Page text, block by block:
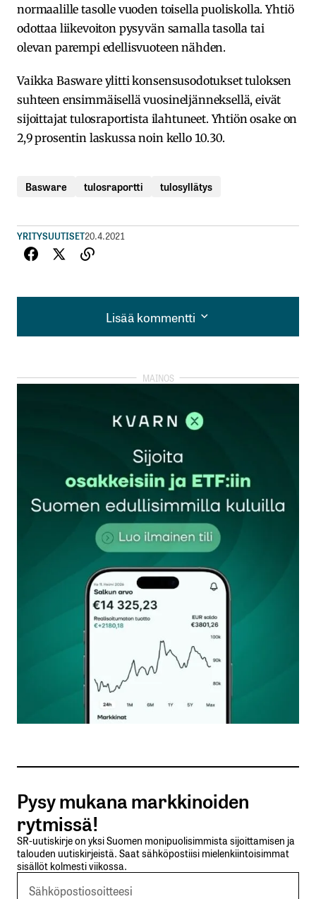
normaalille tasolle vuoden toisella puoliskolla. Yhtiö
odottaa liikevoiton pysyvän samalla tasolla tai
olevan parempi edellisvuoteen nähden.
Vaikka Basware ylitti konsensusodotukset tuloksen
suhteen ensimmäisellä vuosineljänneksellä, eivät
sijoittajat tulosraportista ilahtuneet. Yhtiön osake on
2,9 prosentin laskussa noin kello 10.30.
Basware tulosraportti tulosyllätys
YRITYSUUTISET20.4.2021
Lisää kommentti
Lisää kommentti
kirjautua
rekisteröityä
Sähköpostiosoitettasi ei julkaista.Pakolliset
kentät on merkitty*
Kommentti*
Nimesi tai nimimerkkisi
Sähköpostiosoitteesi
Tilaa SalkunRakentajan uutiskirje
Lähetä kommentti
Pysy mukana markkinoiden
rytmissä!
SR-uutiskirje on yksi Suomen monipuolisimmista sijoittamisen ja
talouden uutiskirjeistä. Saat sähköpostiisi mielenkiintoisimmat
sisällöt kolmesti viikossa.